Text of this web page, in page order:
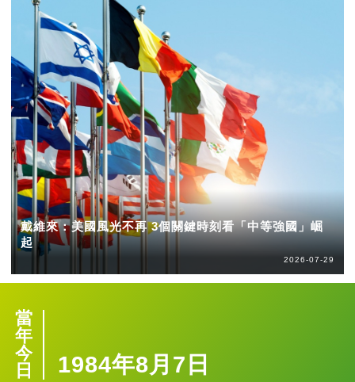
戴維來：美國風光不再 3個關鍵時刻看「中等強國」崛
起
2026-07-29
當
年
今
日
1984年8月7日